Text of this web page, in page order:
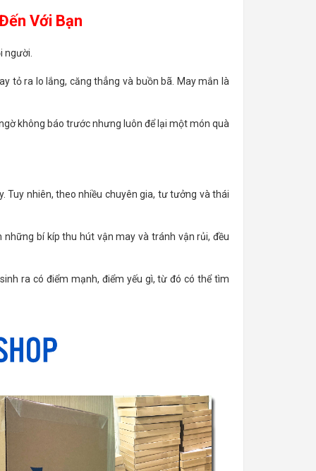
Với Bạn
người.
tỏ ra lo lắng, căng thẳng và buồn bã. May mắn là
không báo trước nhưng luôn để lại một món quà
Tuy nhiên, theo nhiều chuyên gia, tư tưởng và thái
bí kíp thu hút vận may và tránh vận rủi, đều
ra có điểm mạnh, điểm yếu gì, từ đó có thể tìm